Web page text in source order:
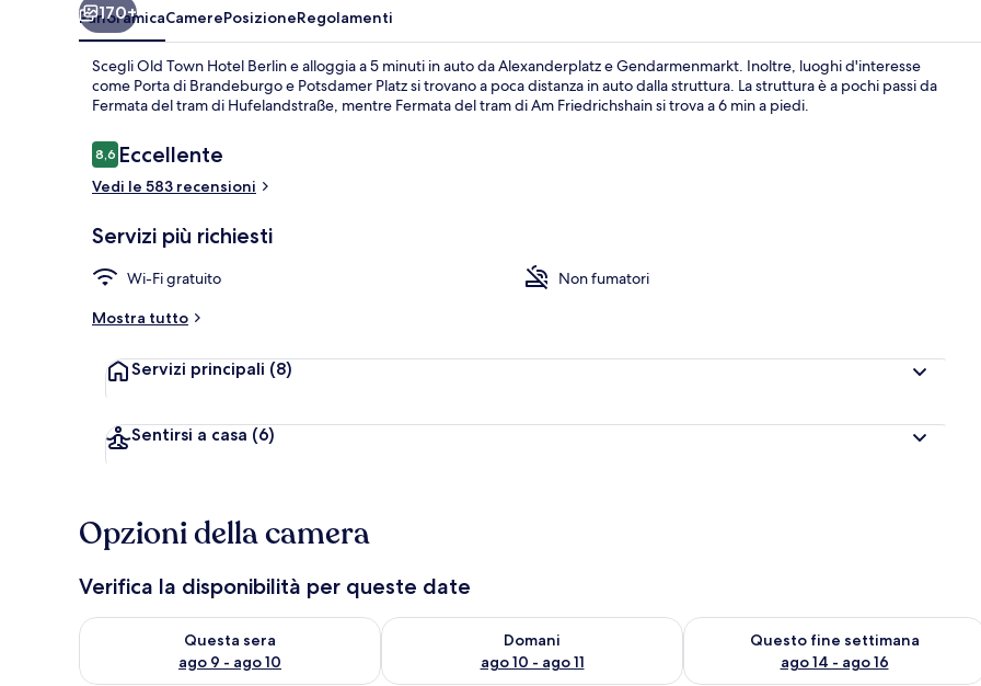
Camera
170+
PanoramicaCamerePosizioneRegolamenti
Scegli Old Town Hotel Berlin e alloggia a 5 minuti in auto da Alexanderplatz e Gendarmenmarkt. Inoltre, luoghi d'interesse
come Porta di Brandeburgo e Potsdamer Platz si trovano a poca distanza in auto dalla struttura. La struttura è a pochi passi da
Fermata del tram di Hufelandstraße, mentre Fermata del tram di Am Friedrichshain si trova a 6 min a piedi.
Recensioni
8,68,6 su 10
Eccellente
Vedi le 583 recensioni
Servizi più richiesti
Wi-Fi gratuito
Non fumatori
Mostra tutto
Servizi principali (8)
Sentirsi a casa (6)
Opzioni della camera
Verifica la disponibilità per queste date
Questa sera
ago 9 - ago 10
Verifica la disponibilità per questa sera, ago 9 - ago 10
Domani
ago 10 - ago 11
Verifica la disponibilità per domani, ago 10 - ago 11
Questo fine settimana
ago 14 - ago 16
Verifica la disponibilità per questo